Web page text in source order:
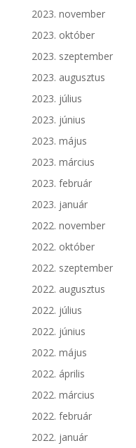
2023. november
2023. október
2023. szeptember
2023. augusztus
2023. július
2023. június
2023. május
2023. március
2023. február
2023. január
2022. november
2022. október
2022. szeptember
2022. augusztus
2022. július
2022. június
2022. május
2022. április
2022. március
2022. február
2022. január